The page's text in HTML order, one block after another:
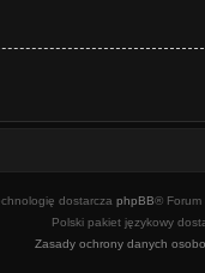
dostarcza phpBB® Forum
Polski pakiet językowy
Zasady ochrony danych